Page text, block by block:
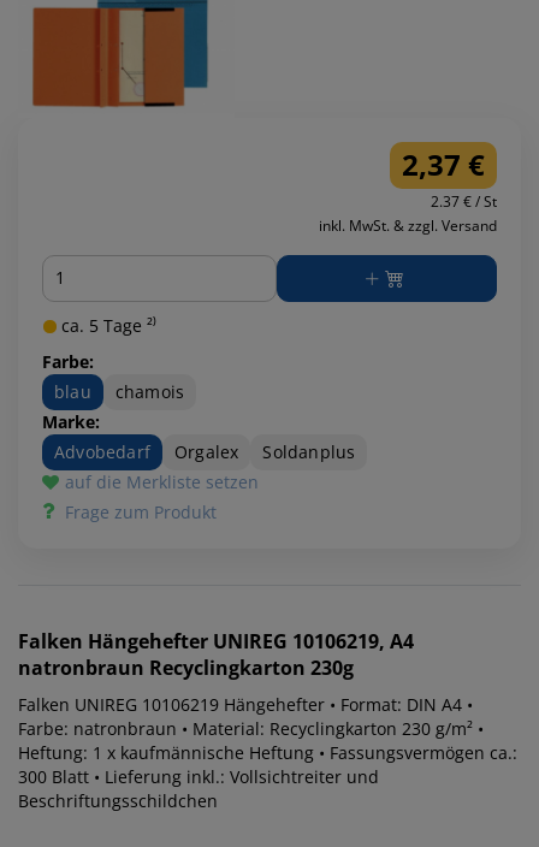
2,37 €
2.37 € / St
inkl. MwSt. & zzgl. Versand
Menge
ca. 5 Tage ²⁾
Farbe:
blau
chamois
Marke:
Advobedarf
Orgalex
Soldanplus
auf die Merkliste setzen
Frage zum Produkt
Falken Hängehefter UNIREG 10106219, A4
natronbraun Recyclingkarton 230g
Falken UNIREG 10106219 Hängehefter • Format: DIN A4 •
Farbe: natronbraun • Material: Recyclingkarton 230 g/m² •
Heftung: 1 x kaufmännische Heftung • Fassungsvermögen ca.:
300 Blatt • Lieferung inkl.: Vollsichtreiter und
Beschriftungsschildchen